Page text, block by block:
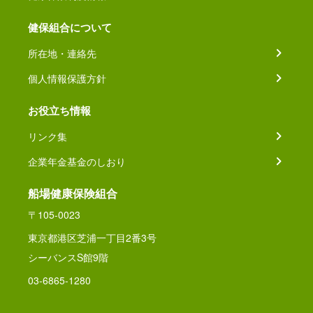
健保組合について
所在地・連絡先
個人情報保護方針
お役立ち情報
リンク集
企業年金基金のしおり
船場健康保険組合
〒105-0023
東京都港区芝浦一丁目2番3号
シーバンスS館9階
03-6865-1280